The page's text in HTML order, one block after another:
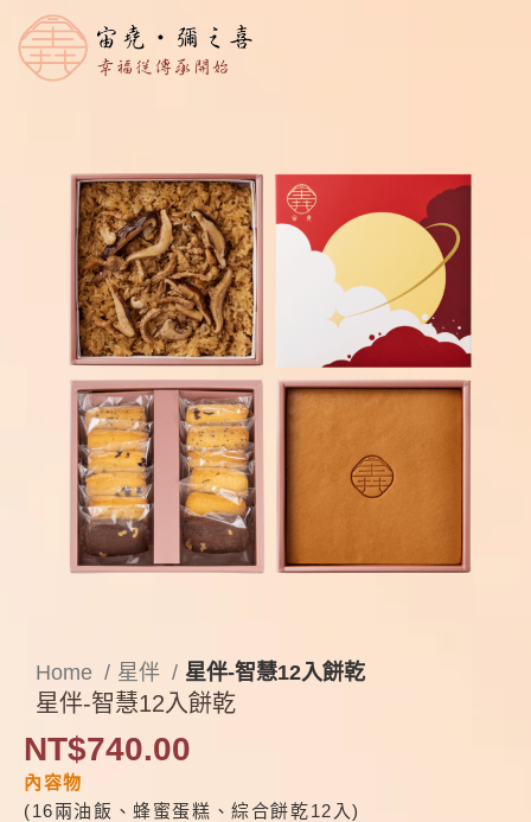
Home 星伴 星伴-智慧12入餅乾
星伴-智慧12入餅乾
NT$740.00
內容物
(16兩油飯、蜂蜜蛋糕、綜合餅乾12入)